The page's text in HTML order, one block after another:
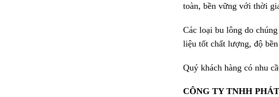
toàn, bền vững với thời
Các loại bu lông do
liệu tốt chất lượng, độ bền
Quý khách hàng có nhu
CÔNG TY TNHH